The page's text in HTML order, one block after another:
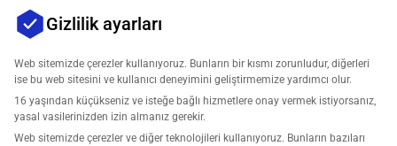
Şirket
Destek
Gizlilik ayarları
Web sitemizde çerezler kullanıyoruz. Bunların bir kısmı zorunludur, diğerleri
ise bu web sitesini ve kullanıcı deneyimini geliştirmemize yardımcı olur.
16 yaşından küçükseniz ve isteğe bağlı hizmetlere onay vermek istiyorsanız,
yasal vasilerinizden izin almanız gerekir.
Web sitemizde çerezler ve diğer teknolojileri kullanıyoruz. Bunların bazıları